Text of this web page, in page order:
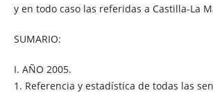
y en todo caso las referidas a Castilla-La
SUMARIO:
I. AÑO 2005.
1. Referencia y estadística de todas las